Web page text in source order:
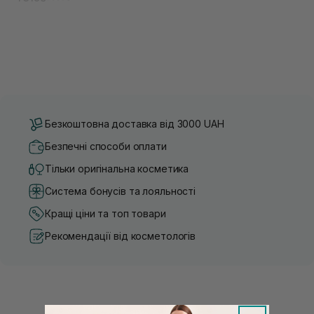
Безкоштовна доставка від 3000 UAH
Безпечні способи оплати
Тільки оригінальна косметика
Система бонусів та лояльності
Кращі ціни та топ товари
Рекомендації від косметологів